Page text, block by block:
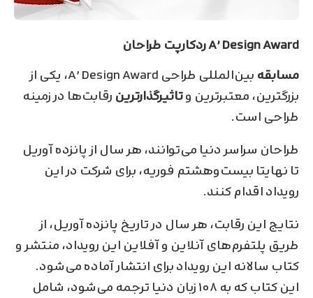
A’ Design Award ردکارپت طراحان
مسابقه
بین‌المللی طراحی A’ Design Award، یکی از
بزرگترین، معتبرترین وتاثیر‌گذار‌ترین رقابت‌ها در زمینه
طراحی است.
طراحان سراسر دنیا می‌توانند، هر سال از پانزده آوریل
تا نهایتا بیست‌و‌هشتم فوریه، برای شرکت در این
رویداد اقدام کنند.
نتایج این رقابت، هر سال در تاریخ پانزده آوریل، از
طریق پلتفرم‌های آنلاین و آفلاین این رویداد، منتشر و
کتاب سالانه این رویداد برای انتشار آماده می‌شود.
این کتاب که به ۱۰۸ زبان دنیا ترجمه می‌شود، شامل